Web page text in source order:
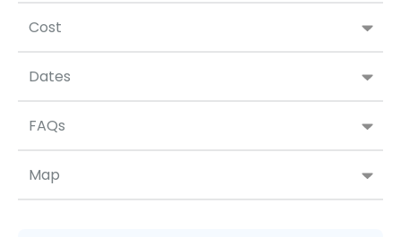
Cost
Dates
FAQs
Map